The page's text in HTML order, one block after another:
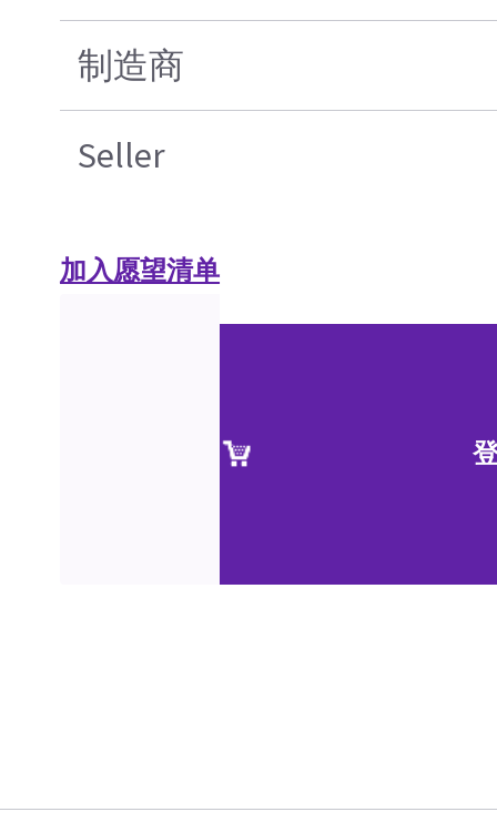
制造商
Seller
加入愿望清单